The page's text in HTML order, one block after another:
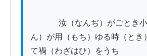
ん）が用（もち）ゆる時（とき
て禍（わざはひ）をうち